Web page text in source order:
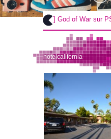
.. [TEST] God of War sur PS4 !
hotelcalifornia